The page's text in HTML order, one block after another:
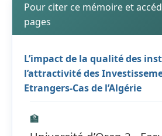
Pour citer ce mémoire et
pages
L’impact de la qualité des
l’attractivité des
Etrangers-Cas de l’Algérie
🏫